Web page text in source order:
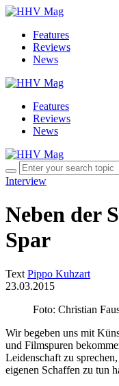
Features
Reviews
News
Features
Reviews
News
Interview
Neben der
Spar
Text Pippo Kuhzart
23.03.2015
Foto: Christian
Wir begeben uns mit
und Filmspuren
Leidenschaft zu
eigenen Schaffen zu tun